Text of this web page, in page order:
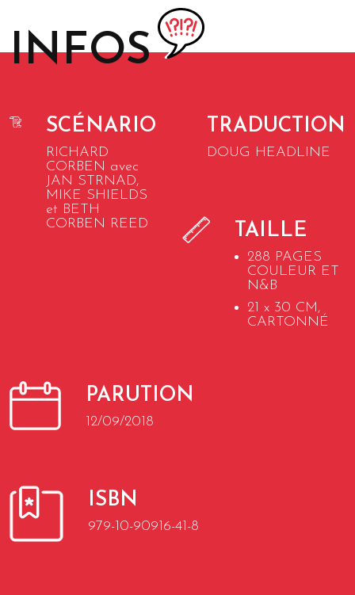
INFOS
SCÉNARIO
RICHARD
CORBEN avec
JAN STRNAD,
MIKE SHIELDS
et BETH
CORBEN REED
TRADUCTION
DOUG HEADLINE
TAILLE
288 PAGES
COULEUR ET
N&B
21 x 30 CM,
CARTONNÉ
PARUTION
12/09/2018
ISBN
979-10-90916-41-8